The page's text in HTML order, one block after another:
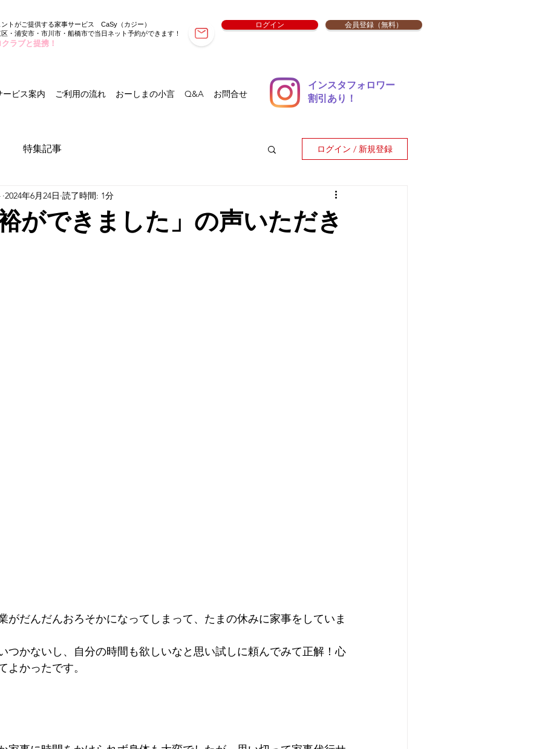
トがご提供する家事サービス CaSy （カジー）
・浦安市・市川市・船橋市で当日ネット予約ができます！
ラブと提携！
ログイン 会員登録（無料）
ービス案内 ご利用の流れ おーしまの小言 Q&A お問合せ
インスタフォロワー
​割引あり！
特集記事 ログイン / 新規登録
ができました」の声いただき
2024年6月24日 読了時間: 1分
がだんだんおろそかになってしまって、たまの休みに家事をしていま
つかないし、自分の時間も欲しいなと思い試しに頼んでみて正解！心
よかったです。